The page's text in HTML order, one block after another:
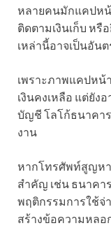
หลายคนมักแคปหน้
ติดตามเงินเก็บ หรื
เหล่านี้อาจเป็นอัน
เพราะภาพแคปหน้
เงินคงเหลือ แต่ยัง
บัญชี โลโก้ธนาคา
งาน
หากโทรศัพท์สูญหา
สำคัญ เช่น ธนาคา
พฤติกรรมการใช้จ่
สร้างข้อความหลอ